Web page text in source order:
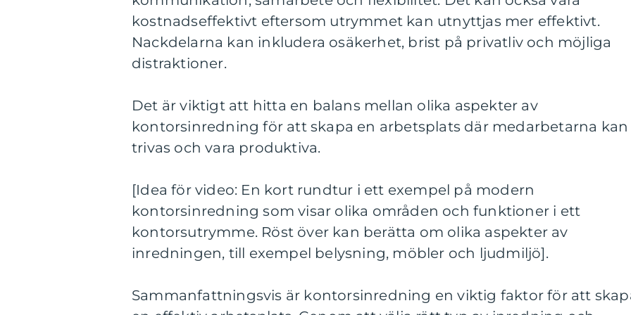
kostnadseffektivt eftersom utrymmet kan utnyttjas mer effektivt.
Nackdelarna kan inkludera osäkerhet, brist på privatliv och möjliga
distraktioner.
Det är viktigt att hitta en balans mellan olika aspekter av
kontorsinredning för att skapa en arbetsplats där medarbetarna kan
trivas och vara produktiva.
[Idea för video: En kort rundtur i ett exempel på modern
kontorsinredning som visar olika områden och funktioner i ett
kontorsutrymme. Röst över kan berätta om olika aspekter av
inredningen, till exempel belysning, möbler och ljudmiljö].
Sammanfattningsvis är kontorsinredning en viktig faktor för att